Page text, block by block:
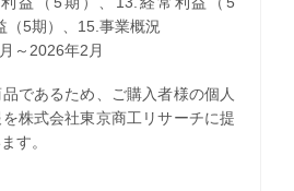
（5期）、15.事業概況
～2026年2月
であるため、ご購入者様の個人
株式会社東京商工リサーチに提
す。